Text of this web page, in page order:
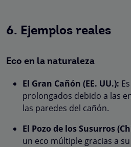
6. Ejemplos reales
Eco en la naturaleza
El Gran Cañón (EE. UU.):
prolongados debido a las
las paredes del cañón.
El Pozo de los Susurros
un eco múltiple gracias a